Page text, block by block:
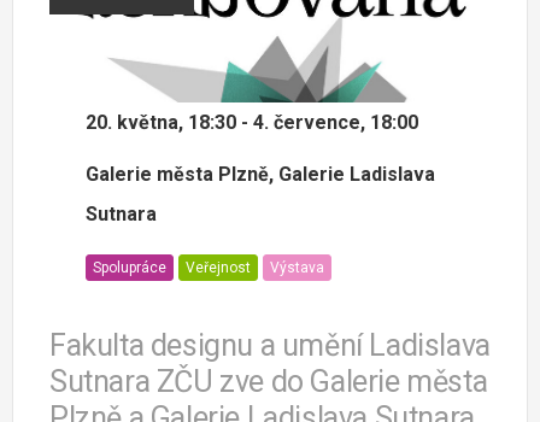
20. května, 18:30 - 4. července, 18:00
Galerie města Plzně, Galerie Ladislava
Sutnara
Spolupráce Veřejnost Výstava
Fakulta designu a umění Ladislava
Sutnara ZČU zve do Galerie města